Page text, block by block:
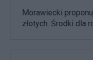
Morawiecki
złotych. Środki dla